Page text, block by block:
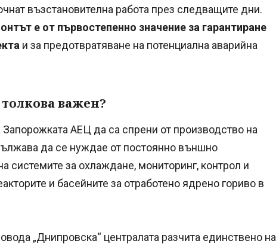
възстановителна работа през следващите дни.
е от първостепенно значение за гарантиране
и за предотвратяване на потенциална аварийна
важен?
АЕЦ да са спрени от производство на
да се нуждае от постоянно външно
системите за охлаждане, мониторинг, контрол и
и басейните за отработено ядрено гориво в
„Днипровска“ централата разчита единствено на